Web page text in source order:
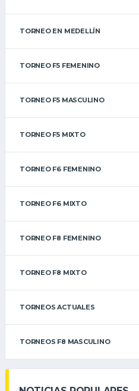
TORNEO EN MEDELLÍN
TORNEO F5 FEMENINO
TORNEO F5 MASCULINO
TORNEO F5 MIXTO
TORNEO F6 FEMENINO
TORNEO F6 MIXTO
TORNEO F8 FEMENINO
TORNEO F8 MIXTO
TORNEOS ACTUALES
TORNEOS F8 MASCULINO